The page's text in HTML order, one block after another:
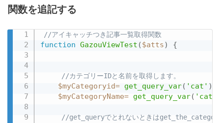
関数を追記する
//アイキャッチつき記事一覧取得関数
function
GazouViewTest ($atts) {
//カテゴリーIDと名前を取得します。
$myCategoryid= get_query_var( 'cat' )
$myCategoryName= get_query_var(
//get_queryでとれないときは